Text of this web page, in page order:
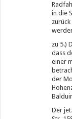
in die
zu 5.)
dass
einer
der
Der